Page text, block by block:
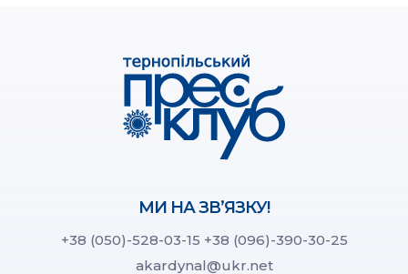
МИ НА ЗВ’ЯЗКУ!
+38 (050)-528-03-15 +38 (096)-390-30-25
akardynal@ukr.net